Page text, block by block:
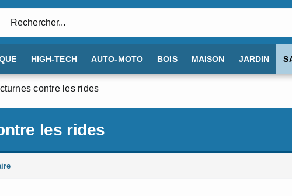
HIGH-TECH AUTO-MOTO BOIS MAISON JARDIN
contre les rides
les rides